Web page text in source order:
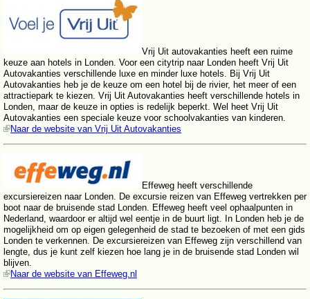
Vrij Uit autovakanties heeft een ruime
keuze aan hotels in Londen. Voor een citytrip naar Londen heeft Vrij Uit
Autovakanties verschillende luxe en minder luxe hotels. Bij Vrij Uit
Autovakanties heb je de keuze om een hotel bij de rivier, het meer of een
attractiepark te kiezen. Vrij Uit Autovakanties heeft verschillende hotels in
Londen, maar de keuze in opties is redelijk beperkt. Wel heet Vrij Uit
Autovakanties een speciale keuze voor schoolvakanties van kinderen.
Naar de website van Vrij Uit Autovakanties
Effeweg heeft verschillende
excursiereizen naar Londen. De excursie reizen van Effeweg vertrekken per
boot naar de bruisende stad Londen. Effeweg heeft veel ophaalpunten in
Nederland, waardoor er altijd wel eentje in de buurt ligt. In Londen heb je de
mogelijkheid om op eigen gelegenheid de stad te bezoeken of met een gids
Londen te verkennen. De excursiereizen van Effeweg zijn verschillend van
lengte, dus je kunt zelf kiezen hoe lang je in de bruisende stad Londen wil
blijven.
Naar de website van Effeweg.nl